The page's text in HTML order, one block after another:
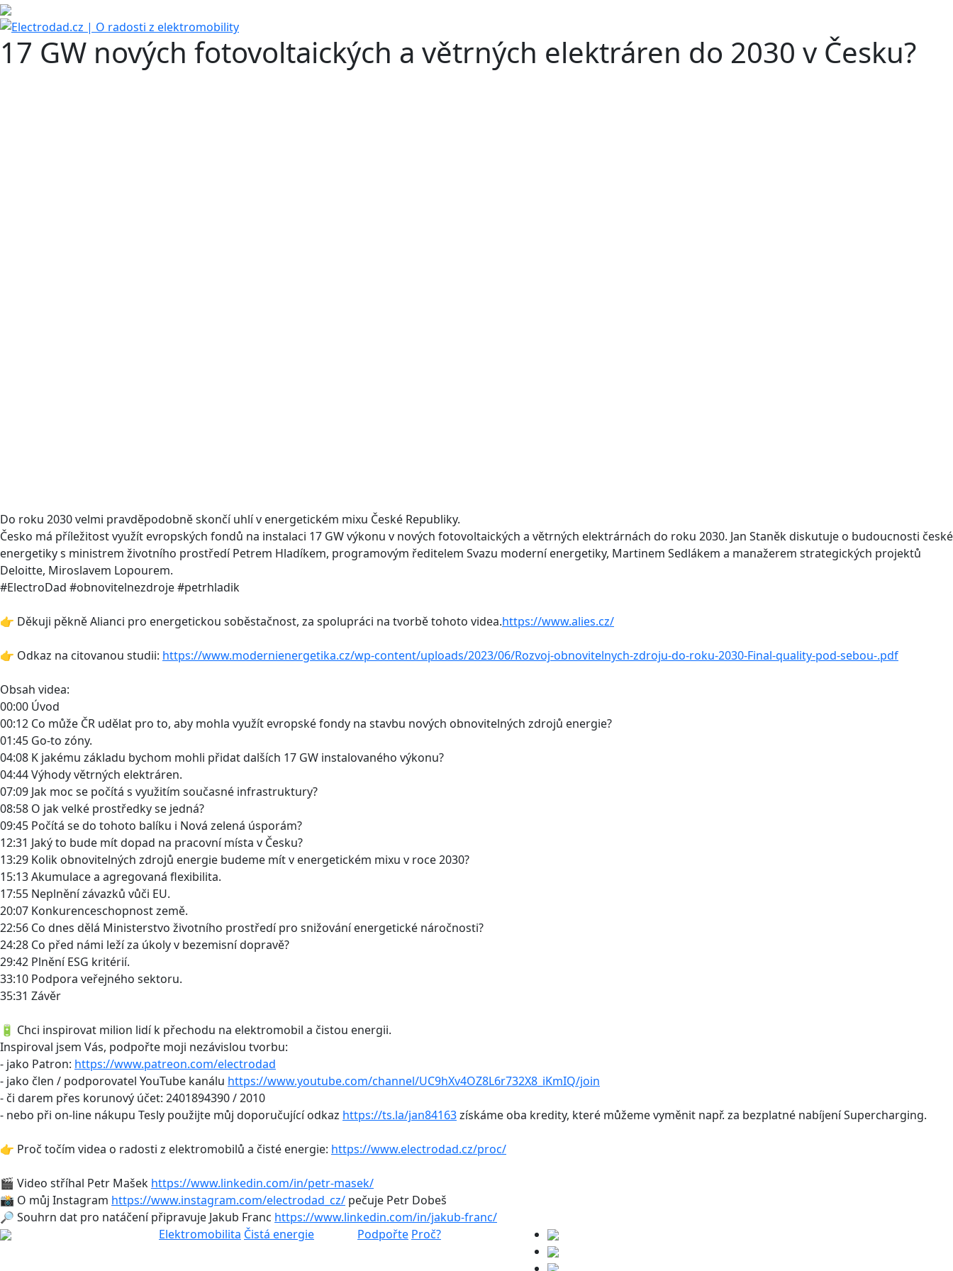
17 GW nových fotovoltaických a větrných elektráren do 2030 v Česku?
Do roku 2030 velmi pravděpodobně skončí uhlí v energetickém mixu České Republiky.
Česko má příležitost využít evropských fondů na instalaci 17 GW výkonu v nových fotovoltaických a větrných elektrárnách do roku 2030. Jan Staněk diskutuje o budoucnosti české
energetiky s ministrem životního prostředí Petrem Hladíkem, programovým ředitelem Svazu moderní energetiky, Martinem Sedlákem a manažerem strategických projektů
Deloitte, Miroslavem Lopourem.
#ElectroDad #obnovitelnezdroje #petrhladik
👉 Děkuji pěkně Alianci pro energetickou soběstačnost, za spolupráci na tvorbě tohoto videa.https://www.alies.cz/
👉 Odkaz na citovanou studii: https://www.modernienergetika.cz/wp-content/uploads/2023/06/Rozvoj-obnovitelnych-zdroju-do-roku-2030-Final-quality-pod-sebou-.pdf
Obsah videa:
00:00 Úvod
00:12 Co může ČR udělat pro to, aby mohla využít evropské fondy na stavbu nových obnovitelných zdrojů energie?
01:45 Go-to zóny.
04:08 K jakému základu bychom mohli přidat dalších 17 GW instalovaného výkonu?
04:44 Výhody větrných elektráren.
07:09 Jak moc se počítá s využitím současné infrastruktury?
08:58 O jak velké prostředky se jedná?
09:45 Počítá se do tohoto balíku i Nová zelená úsporám?
12:31 Jaký to bude mít dopad na pracovní místa v Česku?
13:29 Kolik obnovitelných zdrojů energie budeme mít v energetickém mixu v roce 2030?
15:13 Akumulace a agregovaná flexibilita.
17:55 Neplnění závazků vůči EU.
20:07 Konkurenceschopnost země.
22:56 Co dnes dělá Ministerstvo životního prostředí pro snižování energetické náročnosti?
24:28 Co před námi leží za úkoly v bezemisní dopravě?
29:42 Plnění ESG kritérií.
33:10 Podpora veřejného sektoru.
35:31 Závěr
🔋 Chci inspirovat milion lidí k přechodu na elektromobil a čistou energii.
Inspiroval jsem Vás, podpořte moji nezávislou tvorbu:
- jako Patron: https://www.patreon.com/electrodad
- jako člen / podporovatel YouTube kanálu https://www.youtube.com/channel/UC9hXv4OZ8L6r732X8_iKmIQ/join
- či darem přes korunový účet: 2401894390 / 2010
- nebo při on-line nákupu Tesly použijte můj doporučující odkaz https://ts.la/jan84163získáme oba kredity, které můžeme vyměnit např. za bezplatné nabíjení Supercharging.
👉 Proč točím videa o radosti z elektromobilů a čisté energie: https://www.electrodad.cz/proc/
🎬 Video stříhal Petr Mašek https://www.linkedin.com/in/petr-masek/
📸 O můj Instagram https://www.instagram.com/electrodad_cz/ pečuje Petr Dobeš
🔎 Souhrn dat pro natáčení připravuje Jakub Franc https://www.linkedin.com/in/jakub-franc/
Elektromobilita Čistá energie Podpořte Proč?